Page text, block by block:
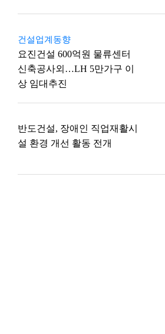
건설업계동향
요진건설 600억원 물류센터
신축공사외…LH 5만가구 이
상 임대추진
반도건설, 장애인 직업재활시
설 환경 개선 활동 전개